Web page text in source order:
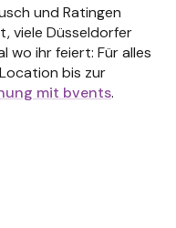
und Ratingen
viele Düsseldorfer
wo ihr feiert: Für alles
bis zur
mit bvents.